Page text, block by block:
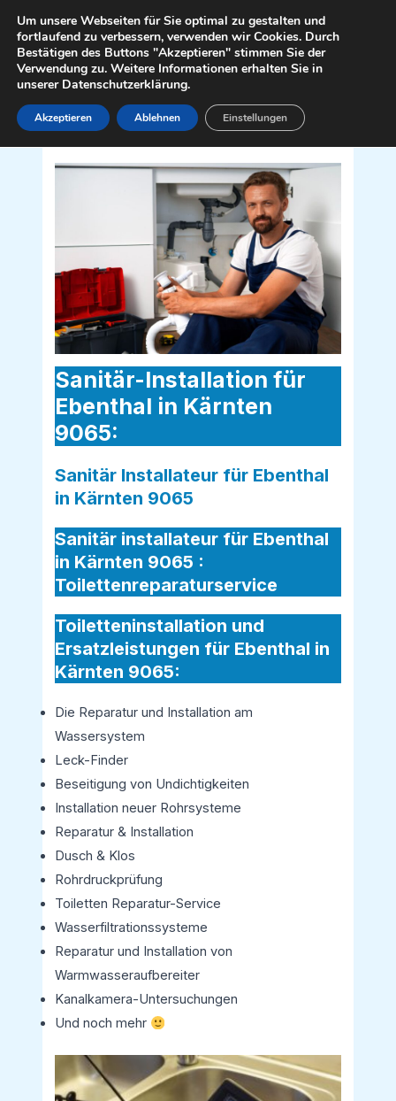
Inhalt
springen
Sanitär Installateur für Ebenthal in
Sanitär-Installation für
Ebenthal in Kärnten
9065:
Sanitär Installateur für Ebenthal
in Kärnten 9065
Sanitär installateur für Ebenthal
in Kärnten 9065 :
Toilettenreparaturservice
Toiletteninstallation und
Ersatzleistungen für Ebenthal in
Kärnten 9065:
Die Reparatur und Installation am
Wassersystem
Leck-Finder
Beseitigung von Undichtigkeiten
Installation neuer Rohrsysteme
Reparatur & Installation
Dusch & Klos
Rohrdruckprüfung
Toiletten Reparatur-Service
Wasserfiltrationssysteme
Reparatur und Installation von
Warmwasseraufbereiter
Kanalkamera-Untersuchungen
Und noch mehr
Um unsere Webseiten für Sie optimal zu gestalten und
fortlaufend zu verbessern, verwenden wir Cookies. Durch
Bestätigen des Buttons "Akzeptieren" stimmen Sie der
Verwendung zu. Weitere Informationen erhalten Sie in
unserer Datenschutzerklärung.
Akzeptieren Ablehnen Einstellungen